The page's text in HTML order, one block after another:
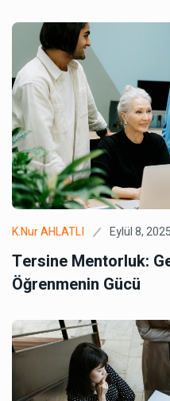
K.Nur AHLATLI Eylül 8, 2025
Tersine Mentorluk:
Öğrenmenin Gücü